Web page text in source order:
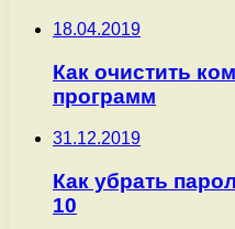
18.04.2019
Как очистить
программ
31.12.2019
Как убрать
10